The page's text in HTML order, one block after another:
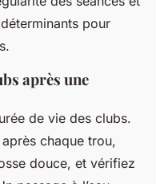
pour
après une
de vie des clubs.
chaque trou,
douce, et vérifiez